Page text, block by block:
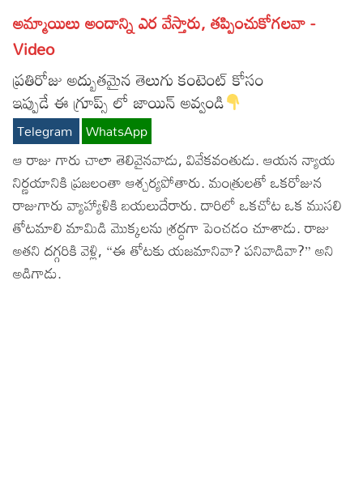
Articles
Facts
Devotional
Christianity
Hinduism
Hindi
Lyrics in Hindi – Devotional Songs
Lyrics in Hindi – Movie Songs
Tamil
Lyrics in Tamil – Devotional Songs
Lyrics in Tamil – Movie Songs
Kannada
Lyrics in Kannada – Movie Songs
అమ్మాయిలు అందాన్ని ఎర వేస్తారు, తప్పించుకోగలవా -
Video
ప్రతిరోజు అద్బుతమైన తెలుగు కంటెంట్ కోసం
ఇప్పుడే ఈ గ్రూప్స్ లో జాయిన్ అవ్వండి
Telegram WhatsApp
ఆ రాజు గారు చాలా తెలివైనవాడు, వివేకవంతుడు. ఆయన న్యాయ
నిర్ణయానికి ప్రజలంతా ఆశ్చర్యపోతారు. మంత్రులతో ఒకరోజున
రాజుగారు వ్యాహ్యాళికి బయలుదేరారు. దారిలో ఒకచోట ఒక ముసలి
తోటమాలి మామిడి మొక్కలను శ్రద్ధగా పెంచడం చూశాడు. రాజు
అతని దగ్గరికి వెళ్లి, “ఈ తోటకు యజమానివా? పనివాడివా?” అని
అడిగాడు.